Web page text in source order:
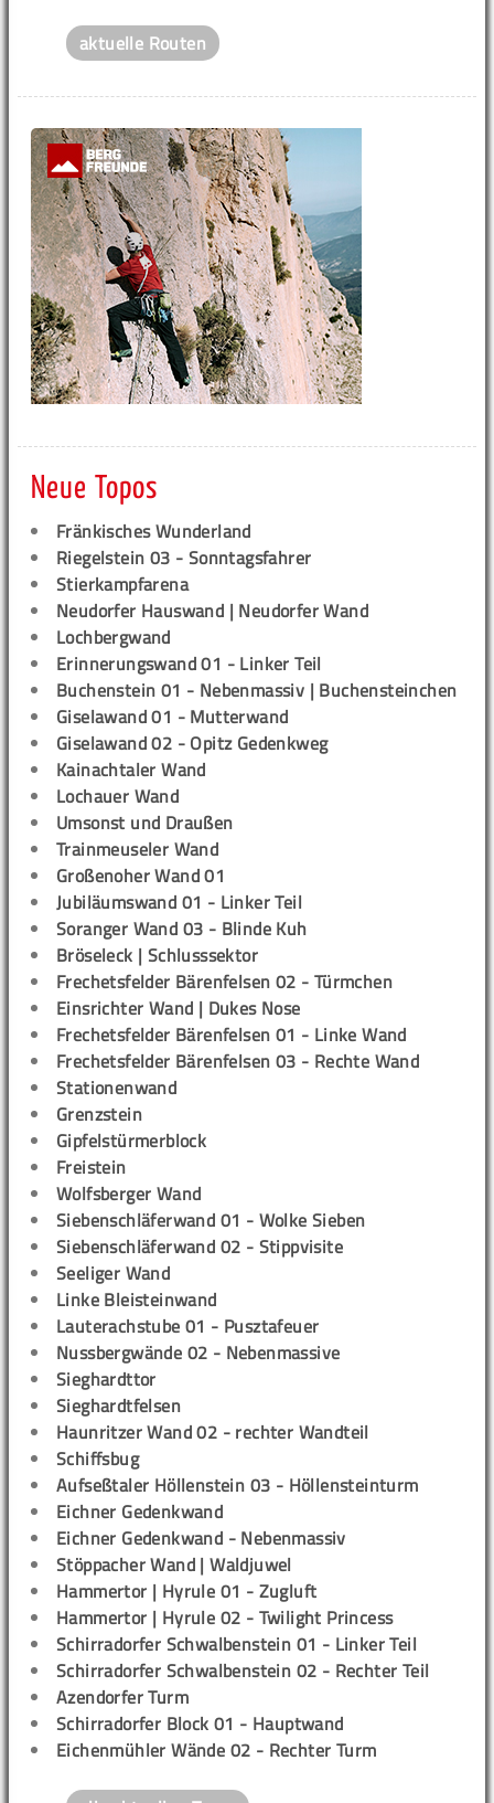
aktuelle Routen
Neue Topos
Fränkisches Wunderland
Riegelstein 03 - Sonntagsfahrer
Stierkampfarena
Neudorfer Hauswand | Neudorfer Wand
Lochbergwand
Erinnerungswand 01 - Linker Teil
Buchenstein 01 - Nebenmassiv | Buchensteinchen
Giselawand 01 - Mutterwand
Giselawand 02 - Opitz Gedenkweg
Kainachtaler Wand
Lochauer Wand
Umsonst und Draußen
Trainmeuseler Wand
Großenoher Wand 01
Jubiläumswand 01 - Linker Teil
Soranger Wand 03 - Blinde Kuh
Bröseleck | Schlusssektor
Frechetsfelder Bärenfelsen 02 - Türmchen
Einsrichter Wand | Dukes Nose
Frechetsfelder Bärenfelsen 01 - Linke Wand
Frechetsfelder Bärenfelsen 03 - Rechte Wand
Stationenwand
Grenzstein
Gipfelstürmerblock
Freistein
Wolfsberger Wand
Siebenschläferwand 01 - Wolke Sieben
Siebenschläferwand 02 - Stippvisite
Seeliger Wand
Linke Bleisteinwand
Lauterachstube 01 - Pusztafeuer
Nussbergwände 02 - Nebenmassive
Sieghardttor
Sieghardtfelsen
Haunritzer Wand 02 - rechter Wandteil
Schiffsbug
Aufseßtaler Höllenstein 03 - Höllensteinturm
Eichner Gedenkwand
Eichner Gedenkwand - Nebenmassiv
Stöppacher Wand | Waldjuwel
Hammertor | Hyrule 01 - Zugluft
Hammertor | Hyrule 02 - Twilight Princess
Schirradorfer Schwalbenstein 01 - Linker Teil
Schirradorfer Schwalbenstein 02 - Rechter Teil
Azendorfer Turm
Schirradorfer Block 01 - Hauptwand
Eichenmühler Wände 02 - Rechter Turm